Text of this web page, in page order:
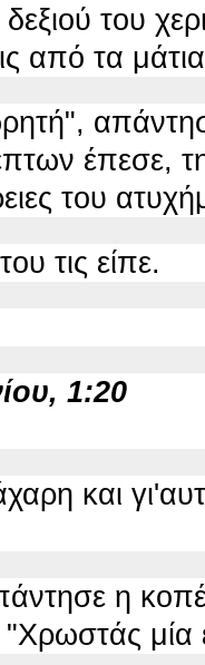
δεξιού του
από τα
του
τις είπε.
1:20
και
η
"Χρωστάς μία